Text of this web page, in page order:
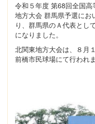
令和５年度 第68回全国
地方大会 群馬県予選にお
り、群馬県のＡ代表とし
になりました。
北関東地方大会は、８月
前橋市民球場にて行われま